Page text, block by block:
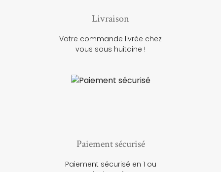
Livraison
Votre commande livrée chez
vous sous huitaine !
Paiement sécurisé
Paiement sécurisé en 1 ou